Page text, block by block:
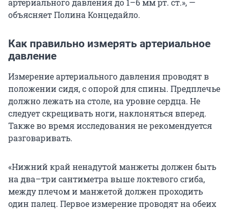
артериального давления до 1–6 мм рт. ст.», —
объясняет Полина Концедайло.
Как правильно измерять артериальное
давление
Измерение артериального давления проводят в
положении сидя, с опорой для спины. Предплечье
должно лежать на столе, на уровне сердца. Не
следует скрещивать ноги, наклоняться вперед.
Также во время исследования не рекомендуется
разговаривать.
«Нижний край ненадутой манжеты должен быть
на два–три сантиметра выше локтевого сгиба,
между плечом и манжетой должен проходить
один палец. Первое измерение проводят на обеих